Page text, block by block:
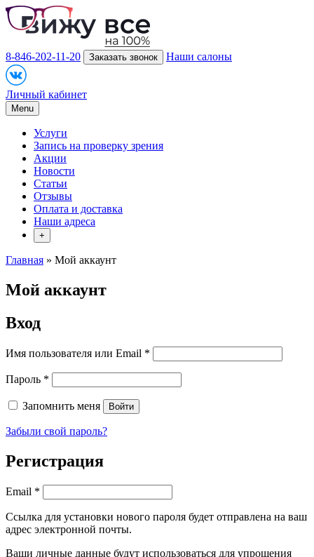
8-846-202-11-20 Заказать звонок Наши салоны
Личный кабинет
Menu
Услуги
Запись на проверку зрения
Акции
Новости
Статьи
Отзывы
Оплата и доставка
Наши адреса
+
Главная » Мой аккаунт
Мой аккаунт
Вход
Имя пользователя или Email *
Пароль *
Запомнить меня Войти
Забыли свой пароль?
Регистрация
Email *
Ссылка для установки нового пароля будет отправлена ​​на ваш
адрес электронной почты.
Ваши личные данные будут использоваться для упрощения